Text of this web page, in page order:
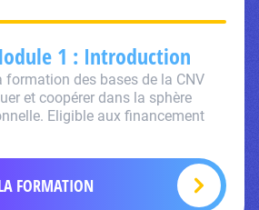
1 : Introduction
formation des bases de la CNV
et coopérer dans la sphère
Eligible aux financement
FORMATION